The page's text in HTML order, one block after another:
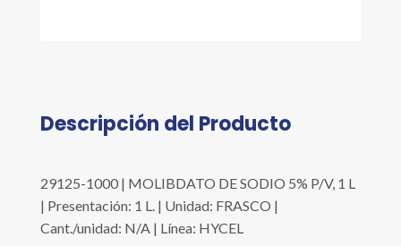
Descripción del Producto
29125-1000 | MOLIBDATO DE SODIO 5% P/V, 1 L
| Presentación: 1 L. | Unidad: FRASCO |
Cant./unidad: N/A | Línea: HYCEL